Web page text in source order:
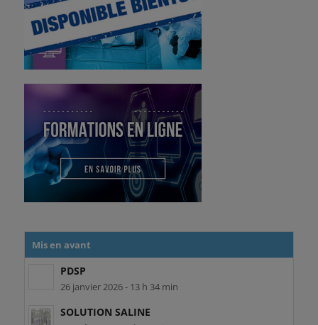
Mis en avant
PDSP
26 janvier 2026 - 13 h 34 min
SOLUTION SALINE